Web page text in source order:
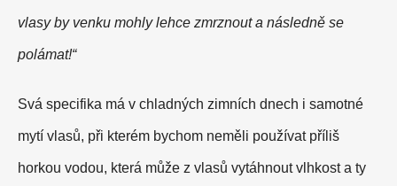
vlasy by venku mohly lehce zmrznout a následně se
polámat!“
Svá specifika má v chladných zimních dnech i samotné
mytí vlasů, při kterém bychom neměli používat příliš
horkou vodou, která může z vlasů vytáhnout vlhkost a ty